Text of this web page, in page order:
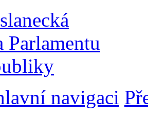
navigaci